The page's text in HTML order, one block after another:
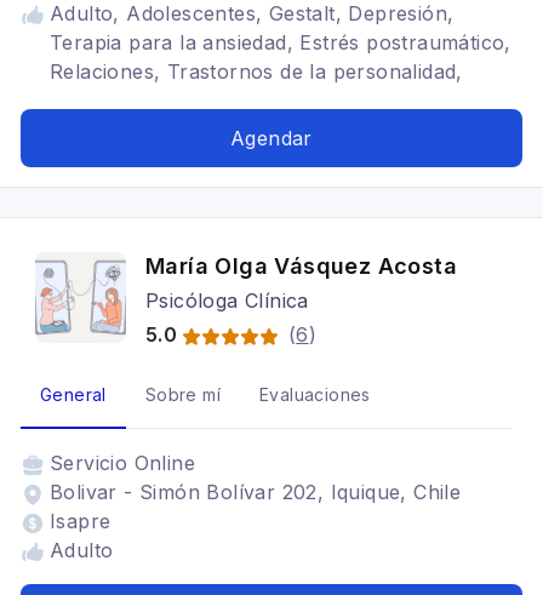
Adulto, Adolescentes, Gestalt, Depresión,
Terapia para la ansiedad, Estrés postraumático,
Relaciones, Trastornos de la personalidad,
Agendar
María Olga Vásquez Acosta
Psicóloga Clínica
5.0
(6)
General Sobre mí Evaluaciones
Servicio Online
Bolivar - Simón Bolívar 202, Iquique, Chile
Isapre
Adulto